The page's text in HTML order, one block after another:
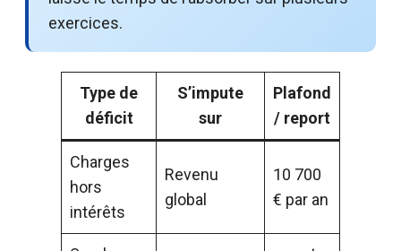
exercices.
Type de
déficit
S’impute
sur
Plafond
/ report
Charges
hors
intérêts
Revenu
global
10 700
€ par an